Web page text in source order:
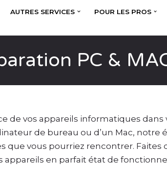
AUTRES SERVICES POUR LES PROS
PC &
de vos appareils informatiques
de bureau ou d’un Mac,
vous pourriez rencontrer. Faites
appareils en parfait état de